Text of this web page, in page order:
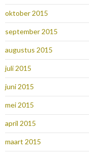
oktober 2015
september 2015
augustus 2015
juli 2015
juni 2015
mei 2015
april 2015
maart 2015